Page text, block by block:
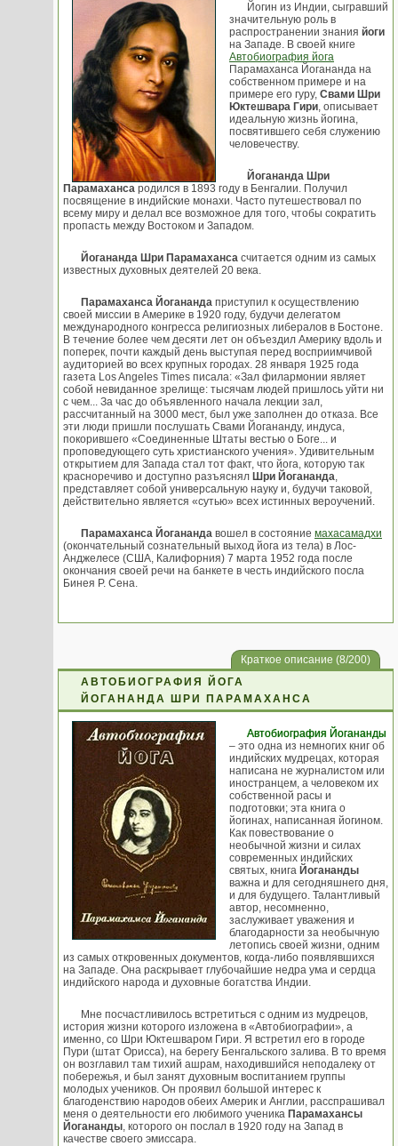
Йогин из Индии, сыгравший
значительную роль в
распространении знания йоги
на Западе. В своей книге
Автобиография йога
Парамаханса Йогананда на
собственном примере и на
примере его гуру, Свами Шри
Юктешвара Гири, описывает
идеальную жизнь йогина,
посвятившего себя служению
человечеству.
Йогананда Шри
Парамаханса родился в 1893 году в Бенгалии. Получил
посвящение в индийские монахи. Часто путешествовал по
всему миру и делал все возможное для того, чтобы сократить
пропасть между Востоком и Западом.
Йогананда Шри Парамаханса считается одним из самых
известных духовных деятелей 20 века.
Парамаханса Йогананда приступил к осуществлению
своей миссии в Америке в 1920 году, будучи делегатом
международного конгресса религиозных либералов в Бостоне.
В течение более чем десяти лет он объездил Америку вдоль и
поперек, почти каждый день выступая перед восприимчивой
аудиторией во всех крупных городах. 28 января 1925 года
газета Los Angeles Times писала: «Зал филармонии являет
собой невиданное зрелище: тысячам людей пришлось уйти ни
с чем... За час до объявленного начала лекции зал,
рассчитанный на 3000 мест, был уже заполнен до отказа. Все
эти люди пришли послушать Свами Йогананду, индуса,
покорившего «Соединенные Штаты вестью о Боге... и
проповедующего суть христианского учения». Удивительным
открытием для Запада стал тот факт, что йога, которую так
красноречиво и доступно разъяснял Шри Йогананда,
представляет собой универсальную науку и, будучи таковой,
действительно является «сутью» всех истинных вероучений.
Парамаханса Йогананда вошел в состояние махасамадхи
(окончательный сознательный выход йога из тела) в Лос-
Анджелесе (США, Калифорния) 7 марта 1952 года после
окончания своей речи на банкете в честь индийского посла
Бинея Р. Сена.
Краткое описание (8/200)
АВТОБИОГРАФИЯ ЙОГА
ЙОГАНАНДА ШРИ ПАРАМАХАНСА
Автобиография Йогананды
– это одна из немногих книг об
индийских мудрецах, которая
написана не журналистом или
иностранцем, а человеком их
собственной расы и
подготовки; эта книга о
йогинах, написанная йогином.
Как повествование о
необычной жизни и силах
современных индийских
святых, книга Йогананды
важна и для сегодняшнего дня,
и для будущего. Талантливый
автор, несомненно,
заслуживает уважения и
благодарности за необычную
летопись своей жизни, одним
из самых откровенных документов, когда-либо появлявшихся
на Западе. Она раскрывает глубочайшие недра ума и сердца
индийского народа и духовные богатства Индии.
Мне посчастливилось встретиться с одним из мудрецов,
история жизни которого изложена в «Автобиографии», а
именно, со Шри Юктешваром Гири. Я встретил его в городе
Пури (штат Орисса), на берегу Бенгальского залива. В то время
он возглавил там тихий ашрам, находившийся неподалеку от
побережья, и был занят духовным воспитанием группы
молодых учеников. Он проявил большой интерес к
благоденствию народов обеих Америк и Англии, расспрашивал
меня о деятельности его любимого ученика Парамахансы
Йогананды, которого он послал в 1920 году на Запад в
качестве своего эмиссара.